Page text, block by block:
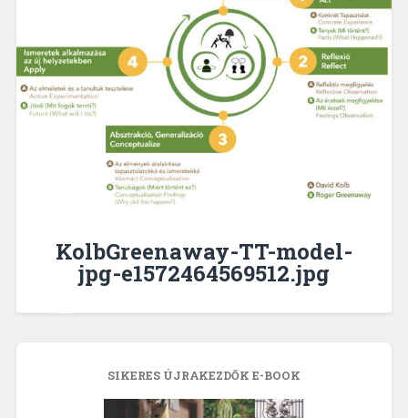
KolbGreenaway-TT-model-
jpg-e1572464569512.jpg
SIKERES ÚJRAKEZDŐK E-BOOK